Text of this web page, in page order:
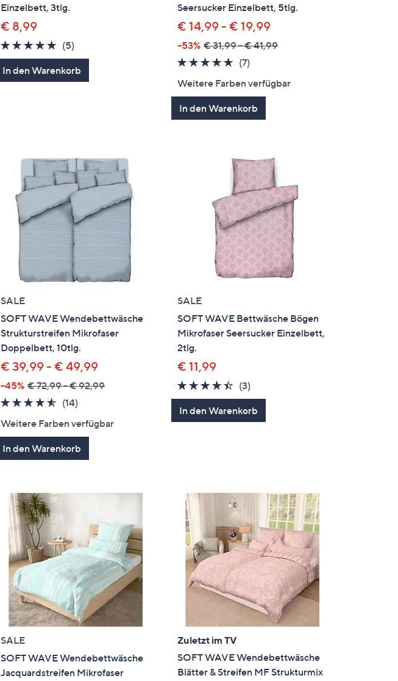
Einzelbett, 3tlg.
€ 8,99
4.6
von
5
(5)
Bewertungen
In den Warenkorb
Seersucker Einzelbett, 5tlg.
€ 14,99 - € 19,99
--53% € 31,99 - € 41,99
4.6
(7)
Weitere Farben verfügbar
In den Warenkorb
SALE
SOFT WAVE Wendebettwäsche
Strukturstreifen Mikrofaser
Doppelbett, 10tlg.
€ 39,99 - € 49,99
--45% € 72,99 - € 92,99
4.4
5
(14)
Weitere Farben verfügbar
In den Warenkorb
SALE
SOFT WAVE Bettwäsche Bögen
Mikrofaser Seersucker Einzelbett,
2tlg.
€ 11,99
4.3
von
5
(3)
Bewertungen
In den Warenkorb
SALE
SOFT WAVE Wendebettwäsche
Jacquardstreifen Mikrofaser
Zuletzt im TV
SOFT WAVE Wendebettwäsche
Blätter & Streifen MF Strukturmix